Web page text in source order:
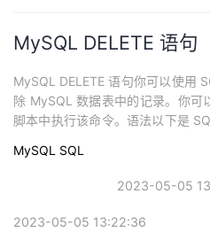
MySQL DELETE 语句
MySQL DELETE 语句你可以使用
除 MySQL 数据表中的记录。你
脚本中执行该命令。语法以下是
ause]如果没有指定 WHERE 子句，
MySQL SQL
2023-05-05
2023-05-05 13:22:36